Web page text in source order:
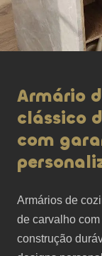
Armário
clássico
com
Armários de
de carvalho
construção